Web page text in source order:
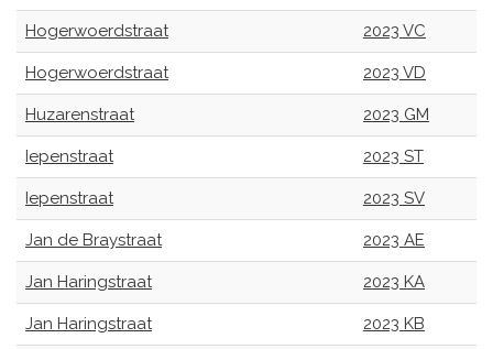
Hogerwoerdstraat 2023 VC
Hogerwoerdstraat 2023 VD
Huzarenstraat 2023 GM
Iepenstraat 2023 ST
Iepenstraat 2023 SV
Jan de Braystraat 2023 AE
Jan Haringstraat 2023 KA
Jan Haringstraat 2023 KB